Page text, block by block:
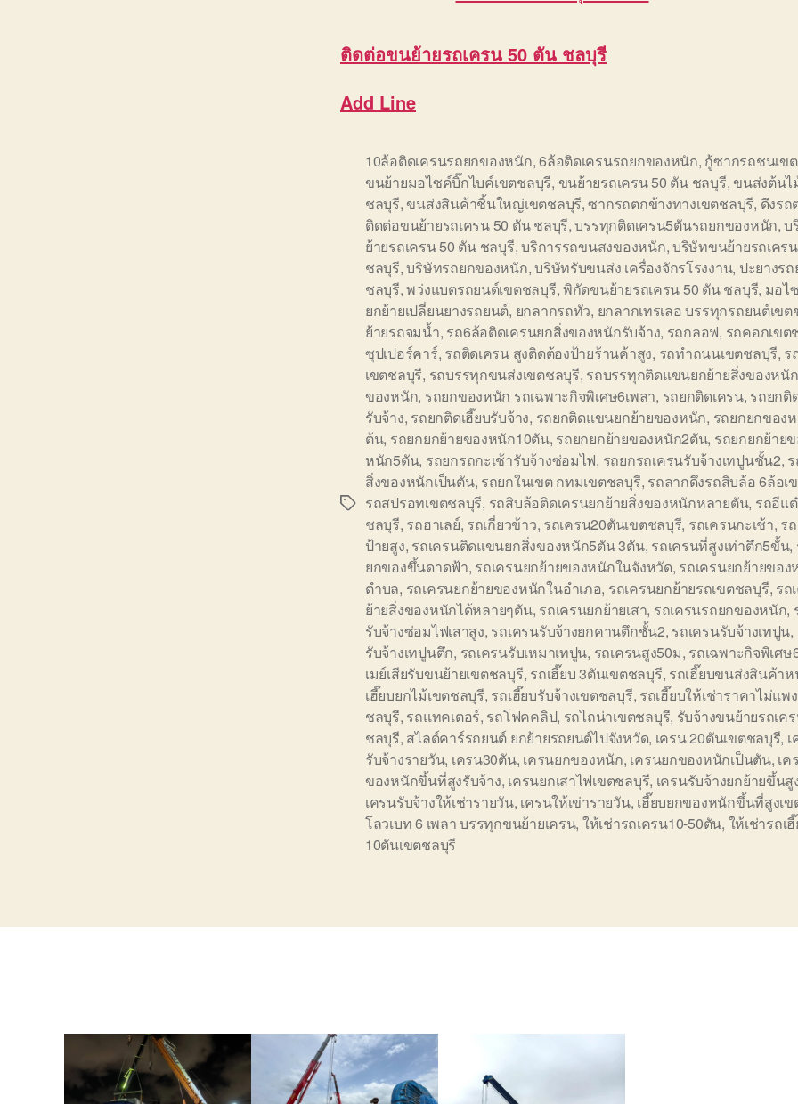
ติดต่อขนย้ายรถเครน 50 ตัน ชลบุรี
Add Line
Tags
10ล้อติดเครนรถยกของหนัก,6ล้อติดเครนรถยกของหนัก, กู้ซากรถชนเข
ขนย้ายมอไซค์บิ๊กไบค์เขตชลบุรี, ขนย้ายรถเครน 50 ตัน ชลบุรี, ขนส่งต้นไ
ชลบุรี, ขนส่งสินค้าชิ้นใหญ่เขตชลบุรี,ซากรถตกข้างทางเขตชลบุรี, ดึงร
ติดต่อขนย้ายรถเครน 50 ตัน ชลบุรี,บรรทุกติดเครน5ตันรถยกของหนัก,บ
ย้ายรถเครน 50 ตัน ชลบุรี,บริการรถขนสงของหนัก,บริษัทขนย้ายรถเคร
ชลบุรี,บริษัทรถยกของหนัก,บริษัทรับขนส่ง เครื่องจักรโรงงาน, ปะยางร
ชลบุรี,พว่งแบตรถยนต์เขตชลบุรี,พิกัดขนย้ายรถเครน 50 ตัน ชลบุรี, มอไ
ยกย้ายเปลี่ยนยางรถยนต์, ยกลากรถทัว, ยกลากเทรเลอ บรรทุกรถยนต์เข
ย้ายรถจมน้ำ, รถ6ล้อติดเครนยกสิ่งของหนักรับจ้าง, รถกลอฟ, รถคอกเขต
ซุปเปอร์คาร์, รถติดเครน สูงติดต้องป้ายร้านค้าสูง, รถทำถนนเขตชลบุรี, ร
เขตชลบุรี, รถบรรทุกขนส่งเขตชลบุรี, รถบรรทุกติดแขนยกย้ายสิ่งของหนัก
ของหนัก, รถยกของหนัก รถเฉพาะกิจพิเศษ6เพลา, รถยกติดเครน, รถยกติ
รับจ้าง, รถยกติดเฮี๊ยบรับจ้าง, รถยกติดแขนยกย้ายของหนัก, รถยกยกของ
ต้น, รถยกยกย้ายของหนัก10ตัน, รถยกยกย้ายของหนัก2ตัน, รถยกยกย้าย
หนัก5ตัน, รถยกรถกะเช้ารับจ้างซ่อมไฟ, รถยกรถเครนรับจ้างเทปูนชั้น2,
สิ่งของหนักเป็นตัน, รถยกในเขต กทมเขตชลบุรี, รถลากดึงรถสิบล้อ 6ล้อเ
รถสปรอทเขตชลบุรี, รถสิบล้อติดเครนยกย้ายสิ่งของหนักหลายตัน, รถอีแ
ชลบุรี, รถฮาเลย์, รถเกี่ยวข้าว, รถเครน20ตันเขตชลบุรี, รถเครนกะเช้า, ร
ป้ายสูง, รถเครนติดแขนยกสิ่งของหนัก5ตัน 3ตัน, รถเครนที่สูงเท่าตึก5ขั้น,
ยกของขึ้นดาดฟ้า, รถเครนยกย้ายของหนักในจังหวัด, รถเครนยกย้ายขอ
ตำบล, รถเครนยกย้ายของหนักในอำเภอ, รถเครนยกย้ายรถเขตชลบุรี, รถ
ย้ายสิ่งของหนักได้หลายๆตัน, รถเครนยกย้ายเสา, รถเครนรถยกของหนัก,
รับจ้างซ่อมไฟเสาสูง, รถเครนรับจ้างยกคานตึกชั้น2, รถเครนรับจ้างเทปูน,
รับจ้างเทปูนตึก, รถเครนรับเหมาเทปูน, รถเครนสูง50ม, รถเฉพาะกิจพิเศษ
เมย์เสียรับขนย้ายเขตชลบุรี, รถเฮี๊ยบ 3ตันเขตชลบุรี, รถเฮี๊ยบขนส่งสินค้า
เฮี๊ยบยกไม้เขตชลบุรี, รถเฮี๊ยบรับจ้างเขตชลบุรี, รถเฮี๊ยบให้เช่าราคาไม่แพ
ชลบุรี, รถแทคเตอร์, รถโฟคคลิป, รถไถน่าเขตชลบุรี, รับจ้างขนย้ายรถเค
ชลบุรี, สไลด์คาร์รถยนต์ ยกย้ายรถยนต์ไปจังหวัด, เครน 20ตันเขตชลบุรี,
รับจ้างรายวัน, เครน30ตัน, เครนยกของหนัก, เครนยกของหนักเป็นตัน, เค
ของหนักขึ้นที่สูงรับจ้าง, เครนยกเสาไฟเขตชลบุรี, เครนรับจ้างยกย้ายขึ้นสู
เครนรับจ้างให้เช่ารายวัน, เครนให้เข่ารายวัน, เฮี๊ยบยกของหนักขึ้นที่สูงเ
โลวเบท 6 เพลา บรรทุกขนย้ายเครน, ให้เช่ารถเครน10-50ตัน, ให้เช่ารถเ
10ตันเขตชลบุรี